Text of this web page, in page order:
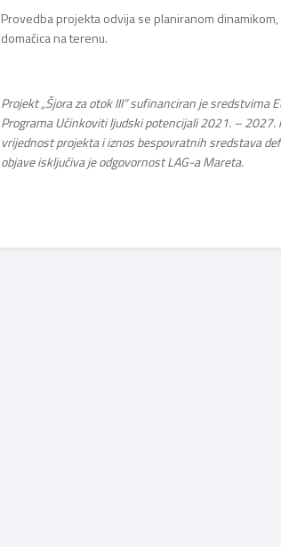
Provedba projekta odvija se planiranom
domaćica na terenu.
Projekt „Šjora za otok III“ sufinanciran je sredstvima
Programa Učinkoviti ljudski potencijali 2021. – 2027.
vrijednost projekta i iznos bespovratnih sredstava
objave isključiva je odgovornost LAG-a Mareta.